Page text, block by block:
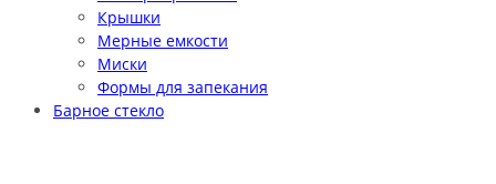
Крышки
Мерные емкости
Миски
Формы для запекания
Барное стекло